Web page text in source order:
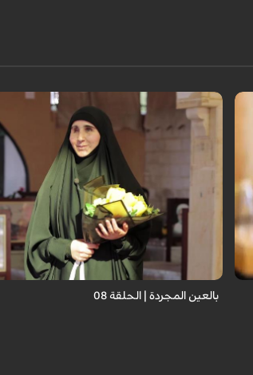
برنامج "بالعين المجردة" هو توثيق إنسانيٌّ شجاعٌ
نستمع فيه إلى شهاداتٍ حيّةٍ لأشخاص عايشوا
بالعين المجردة | الحلقة 08